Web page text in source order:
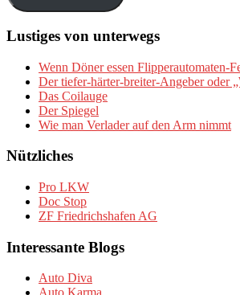
Lustiges von unterwegs
Wenn Döner essen Flipperautomaten-
Der tiefer-härter-breiter-Angeber oder
Das Coilauge
Der Spiegel
Wie man Verlader auf den Arm nimmt
Nützliches
Pro LKW
Doc Stop
ZF Friedrichshafen AG
Interessante Blogs
Auto Diva